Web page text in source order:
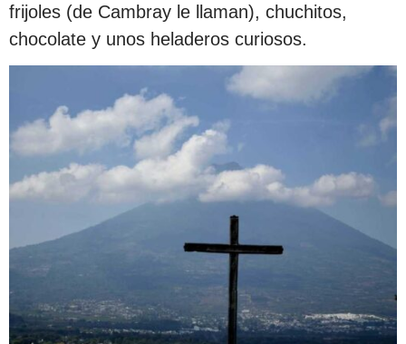
frijoles (de Cambray le llaman), chuchitos,
chocolate y unos heladeros curiosos.